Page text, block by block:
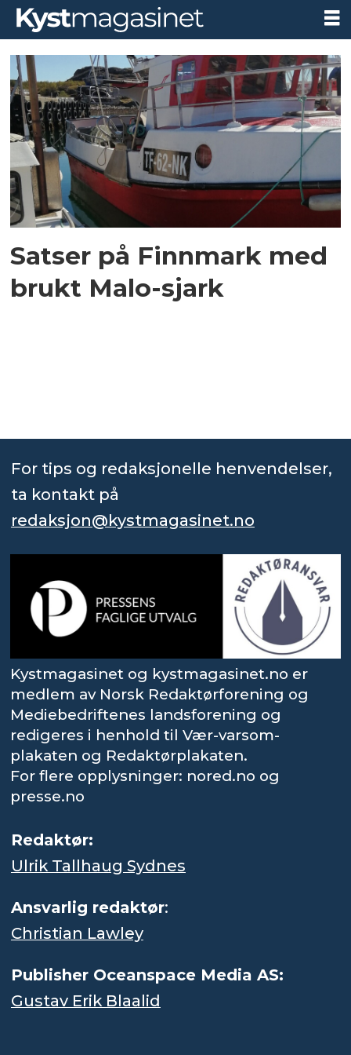
Tag:
malo
Satser på Finnmark med
brukt Malo-sjark
For tips og redaksjonelle henvendelser,
ta kontakt på
redaksjon@kystmagasinet.no
Kystmagasinet og kystmagasinet.no er
medlem av Norsk Redaktørforening og
Mediebedriftenes landsforening og
redigeres i henhold til Vær-varsom-
plakaten og Redaktørplakaten.
For flere opplysninger: nored.no og
presse.no
Redaktør:
Ulrik Tallhaug Sydnes
Ansvarlig redaktør:
Christian Lawley
Publisher Oceanspace Media AS:
Gustav Erik Blaalid